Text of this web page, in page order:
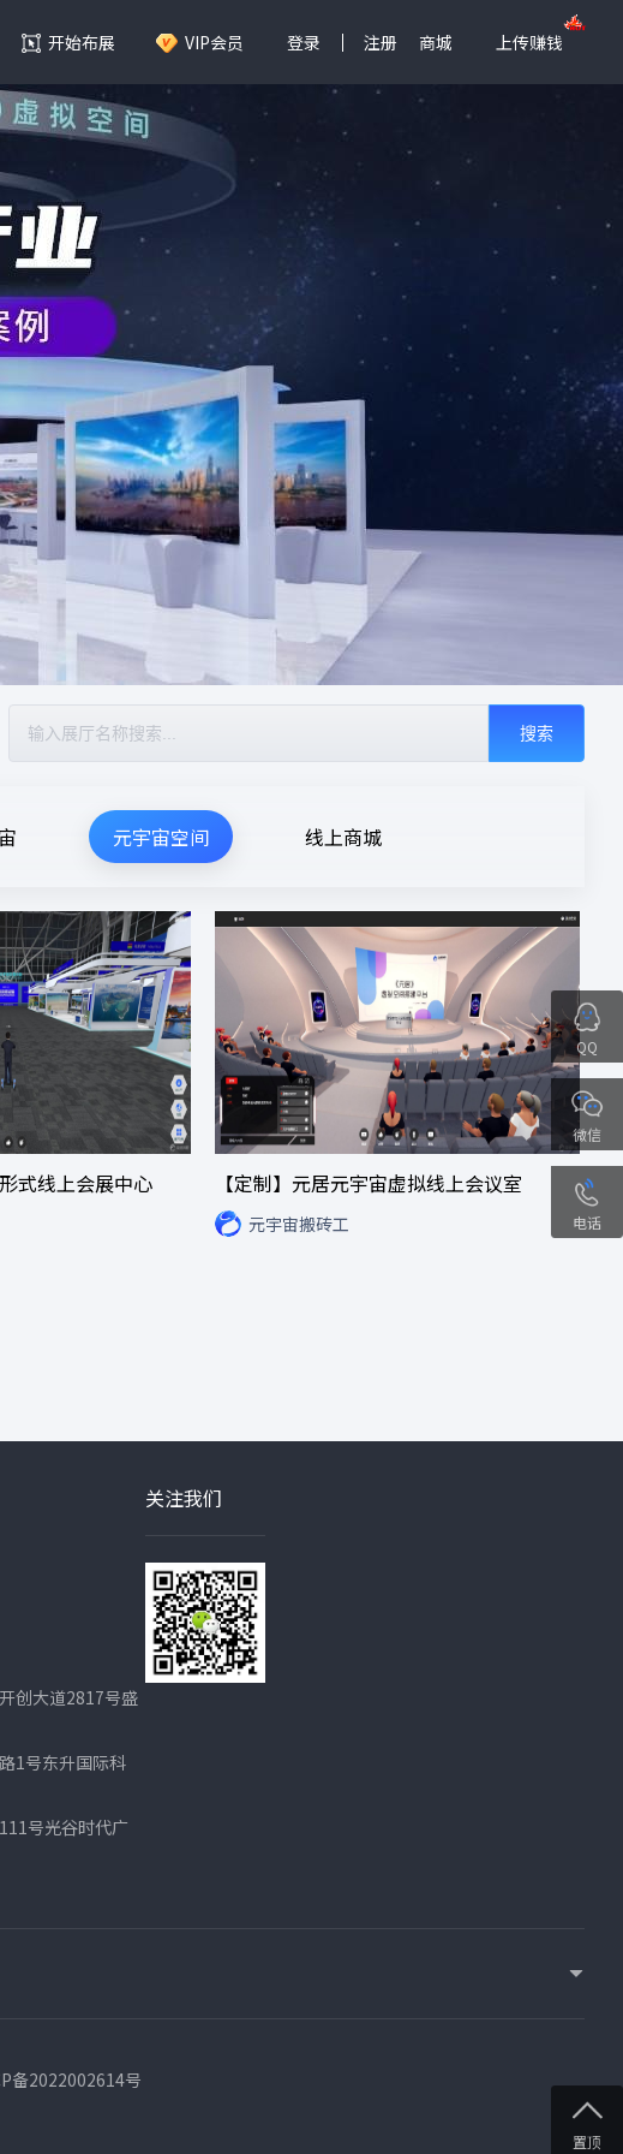
开始布展 VIP会员 登录 注册 商城 上传赚钱
搜索
元宇宙空间 线上商城
式线上会展中心 【定制】元居元宇宙虚拟线上会议室
元宇宙搬砖工
创大道2817号盛
1号东升国际科
号光谷时代广
关注我们
备2022002614号
QQ
微信
电话
置顶